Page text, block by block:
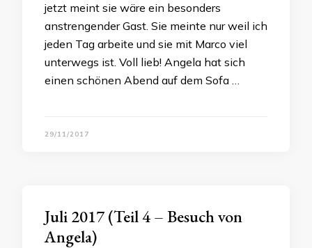
jetzt meint sie wäre ein besonders
anstrengender Gast. Sie meinte nur weil ich
jeden Tag arbeite und sie mit Marco viel
unterwegs ist. Voll lieb! Angela hat sich
einen schönen Abend auf dem Sofa …
29/11/2017
Juli 2017 (Teil 4 – Besuch von
Angela)